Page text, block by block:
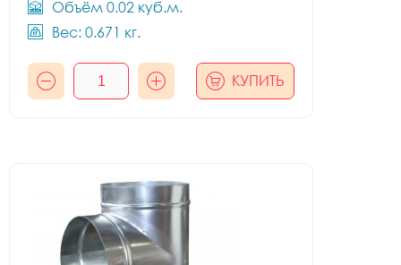
Объём 0.02 куб.м.
Вес: 0.671 кг.
КУПИТЬ